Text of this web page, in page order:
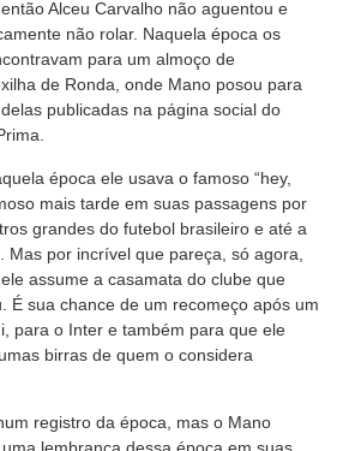
Alceu Carvalho não aguentou e
não rolar. Naquela época os
para um almoço de
de Ronda, onde Mano posou para
publicadas na página social do
época ele usava o famoso “hey,
mais tarde em suas passagens por
grandes do futebol brasileiro e até a
Mas por incrível que pareça, só agora,
assume a casamata do clube que
É sua chance de um recomeço após um
para o Inter e também para que ele
birras de quem o considera
registro da época, mas o Mano